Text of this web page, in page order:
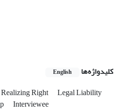
کلیدواژه‌ها English
Realizing Right Legal Liability
Interviewee